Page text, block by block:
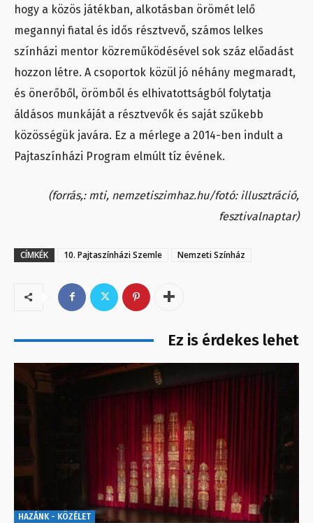
hogy a közös játékban, alkotásban örömét lelő
megannyi fiatal és idős résztvevő, számos lelkes
színházi mentor közreműködésével sok száz előadást
hozzon létre. A csoportok közül jó néhány megmaradt,
és önerőből, örömből és elhivatottságból folytatja
áldásos munkáját a résztvevők és saját szűkebb
közösségük javára. Ez a mérlege a 2014-ben indult a
Pajtaszínházi Program elmúlt tíz évének.
(forrás,: mti, nemzetiszimhaz.hu/fotó: illusztráció,
fesztivalnaptar)
CÍMKÉK 10. Pajtaszínházi Szemle Nemzeti Színház
Ez is érdekes lehet
HAZÁNK - KÖZÉLET